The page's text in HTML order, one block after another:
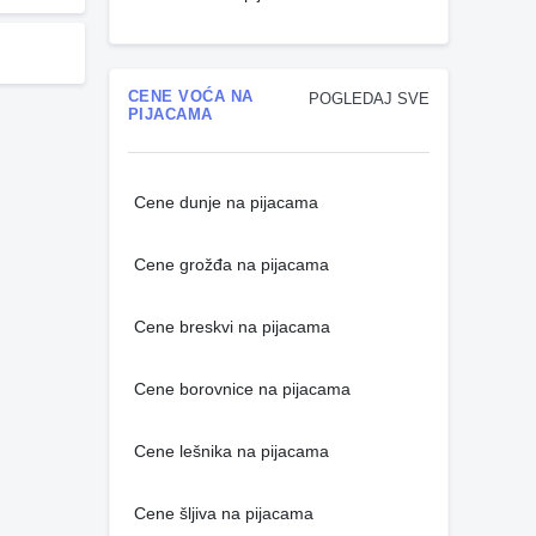
POGLEDAJ SVE
CENE VOĆA NA
PIJACAMA
Cene dunje na pijacama
Cene grožđa na pijacama
Cene breskvi na pijacama
Cene borovnice na pijacama
Cene lešnika na pijacama
Cene šljiva na pijacama